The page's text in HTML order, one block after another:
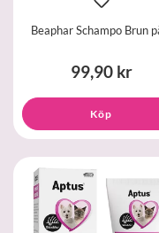
Beaphar Schampo Brun
99,90 kr
Köp